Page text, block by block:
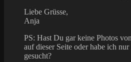
Liebe Grüsse,
Anja
PS: Hast Du gar keine Photos
auf dieser Seite oder habe ich
gesucht?